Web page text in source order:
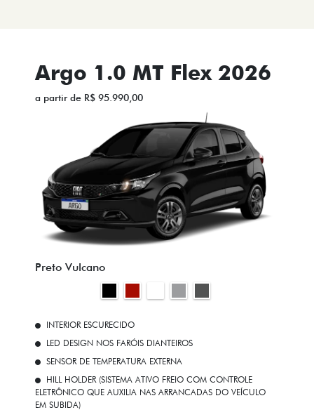
Argo 1.0 MT Flex 2026
a partir de R$ 95.990,00
Preto Vulcano
INTERIOR ESCURECIDO
LED DESIGN NOS FARÓIS DIANTEIROS
SENSOR DE TEMPERATURA EXTERNA
HILL HOLDER (SISTEMA ATIVO FREIO COM CONTROLE
ELETRÔNICO QUE AUXILIA NAS ARRANCADAS DO VEÍCULO
EM SUBIDA)